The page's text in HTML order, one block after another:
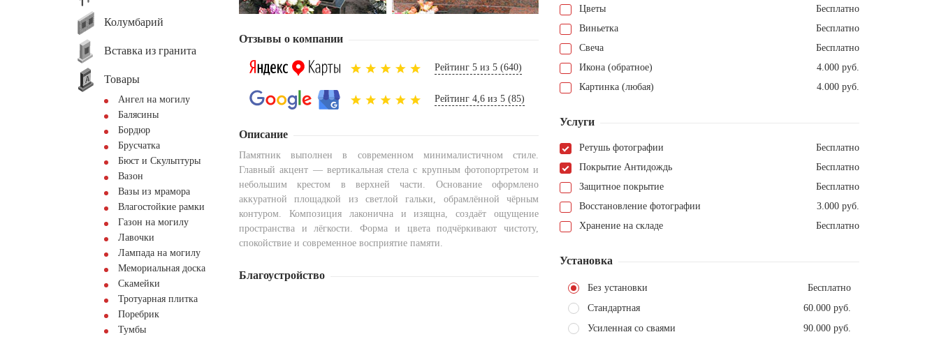
Колумбарий
Вставка из гранита
Товары
Ангел на могилу
Балясины
Бордюр
Брусчатка
Бюст и Скульптуры
Вазон
Вазы из мрамора
Влагостойкие рамки
Газон на могилу
Лавочки
Лампада на могилу
Мемориальная доска
Скамейки
Тротуарная плитка
Поребрик
Тумбы
Отзывы о компании
Рейтинг 5 из 5 (640)
Рейтинг 4,6 из 5 (85)
Описание
Памятник выполнен в современном минималистичном стиле.
Главный акцент — вертикальная стела с крупным фотопортретом и
небольшим крестом в верхней части. Основание оформлено
аккуратной площадкой из светлой гальки, обрамлённой чёрным
контуром. Композиция лаконична и изящна, создаёт ощущение
пространства и лёгкости. Форма и цвета подчёркивают чистоту,
спокойствие и современное восприятие памяти.
Благоустройство
Цветы
Бесплатно
Виньетка
Бесплатно
Свеча
Бесплатно
Икона (обратное)
4.000 руб.
Картинка (любая)
4.000 руб.
Услуги
Ретушь фотографии
Бесплатно
Покрытие Антидождь
Бесплатно
Защитное покрытие
Бесплатно
Восстановление фотографии
3.000 руб.
Хранение на складе
Бесплатно
Установка
Без установки
Бесплатно
Стандартная
60.000 руб.
Усиленная со сваями
90.000 руб.